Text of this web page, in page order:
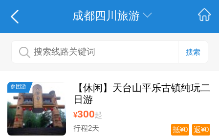
成都四川旅游
搜索
参团游
【休闲】天台山平乐古镇纯玩二
日游
¥300起
行程2天
返¥0
抵¥0